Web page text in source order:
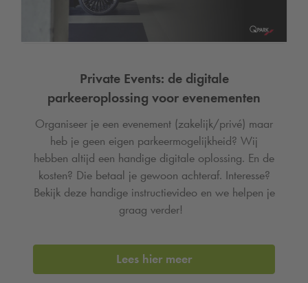
Private Events: de digitale
parkeeroplossing voor evenementen
Organiseer je een evenement (zakelijk/privé) maar
heb je geen eigen parkeermogelijkheid? Wij
hebben altijd een handige digitale oplossing. En de
kosten? Die betaal je gewoon achteraf. Interesse?
Bekijk deze handige instructievideo en we helpen je
graag verder!
Lees hier meer